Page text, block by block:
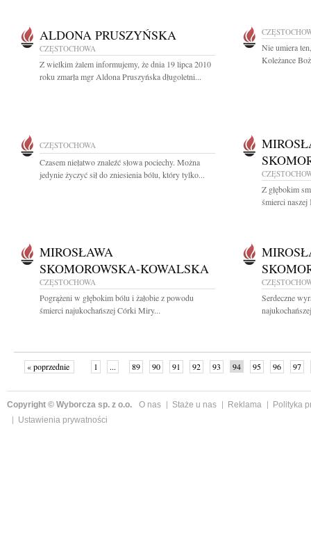
ALDONA PRUSZYŃSKA
CZĘSTOCHOWA
Z wielkim żalem informujemy, że dnia 19 lipca 2010
roku zmarła mgr Aldona Pruszyńska długoletni...
Nie umiera
Koleżance
CZĘSTOCHOWA
Czasem niełatwo znaleźć słowa pociechy. Można
jedynie życzyć sił do zniesienia bólu, który tylko...
Z głębokim
śmierci
MIROSŁAWA
SKOMOROWSKA-KOWALSKA
CZĘSTOCHOWA
Pogrążeni w głębokim bólu i żałobie z powodu
śmierci najukochańszej Córki Miry...
Serdeczne
« poprzednie 1 ... 89 90 91 92 93 94 95 96
97
Copyright © Wyborcza sp. z o.o. O nas Staże u nas Reklama
Polityka
Ustawienia prywatności